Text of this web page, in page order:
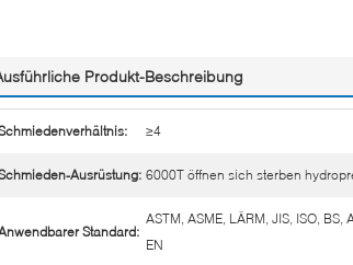
Produkt-Beschreibung
≥4
Ausrüstung: 6000T öffnen sich sterben
Standard:
ASTM, ASME, LÄRM, JIS, ISO, BS,
EN